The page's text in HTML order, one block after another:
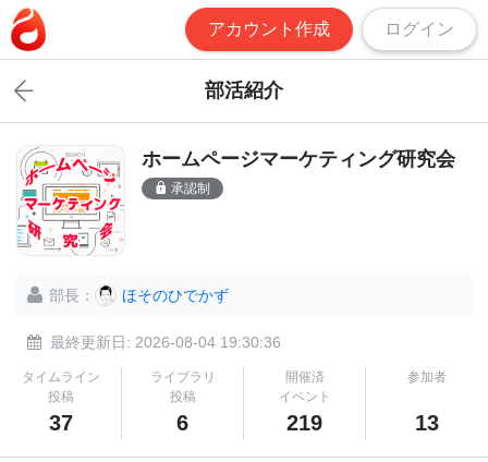
アカウント作成 ログイン
部活紹介
ホームページマーケティング研究会
承認制
部長： ほそのひでかず
最終更新日: 2026-08-04 19:30:36
タイムライン
投稿
37
ライブラリ
投稿
6
開催済
イベント
219
参加者
13